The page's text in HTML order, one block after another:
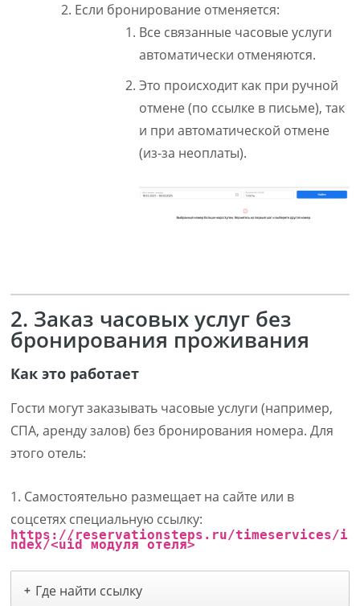
Если бронирование отменяется:
Все связанные часовые услуги
автоматически отменяются.
Это происходит как при ручной
отмене (по ссылке в письме), так
и при автоматической отмене
(из-за неоплаты).
2. Заказ часовых услуг без
бронирования проживания
Как это работает
Гости могут заказывать часовые услуги (например,
СПА, аренду залов) без бронирования номера. Для
этого отель:
1. Самостоятельно размещает на сайте или в
соцсетях специальную ссылку:
https://reservationsteps.ru/timeservices/i
ndex/<uid модуля отеля>
+ Где найти ссылку